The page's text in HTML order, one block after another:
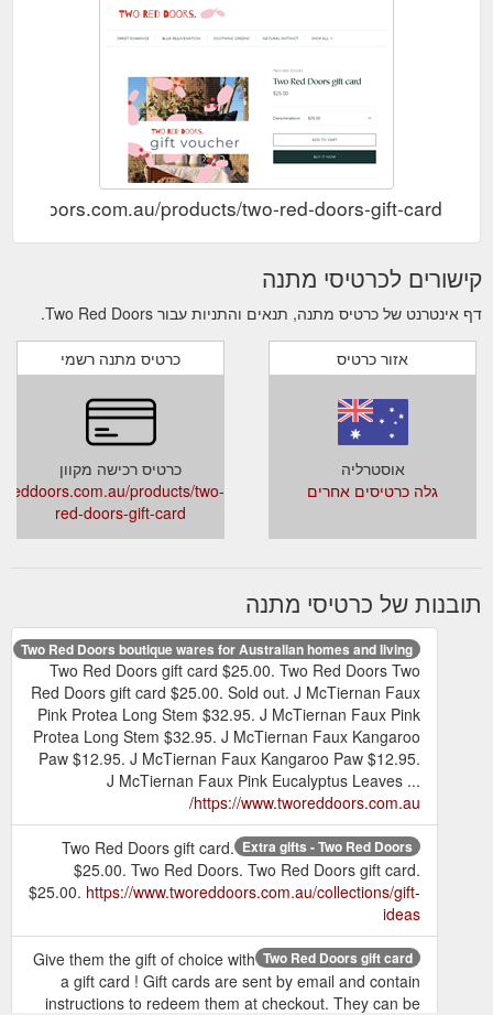
products/two-red-doors-gift-card
קישורים לכרטיסי מתנה
דף אינטרנט של כרטיס מתנה, תנאים והתניות עבור Two Red Doors.
כרטיס מתנה רשמי
כרטיס רכישה מקוון
products/two-
red-doors-gift-card
אזור כרטיס
אוסטרליה
גלה כרטיסים אחרים
תובנות של כרטיסי מתנה
Two Red Doors boutique wares for Australian homes and living
Two Red Doors gift card $25.00. Two Red Doors Two
Red Doors gift card $25.00. Sold out. J McTiernan Faux
Pink Protea Long Stem $32.95. J McTiernan Faux Pink
Protea Long Stem $32.95. J McTiernan Faux Kangaroo
Paw $12.95. J McTiernan Faux Kangaroo Paw $12.95.
J McTiernan Faux Pink Eucalyptus Leaves ...
https://www.tworeddoors.com.au/
Extra gifts - Two Red Doors
Two Red Doors gift card.
$25.00. Two Red Doors. Two Red Doors gift card.
$25.00.https://www.tworeddoors.com.au/collections/gift-
ideas
Two Red Doors gift card
Give them the gift of choice with
a gift card ! Gift cards are sent by email and contain
instructions to redeem them at checkout. They can be